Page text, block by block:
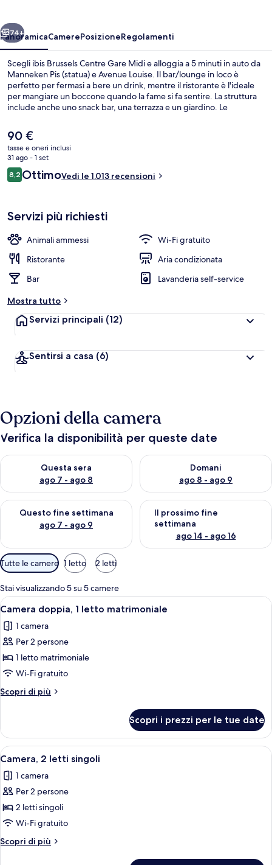
Avanti
74+
PanoramicaCamerePosizioneRegolamenti
Scegli ibis Brussels Centre Gare Midi e alloggia a 5 minuti in auto da
Manneken Pis (statua) e Avenue Louise. Il bar/lounge in loco è
perfetto per fermasi a bere un drink, mentre il ristorante è l'ideale
per mangiare un boccone quando la fame si fa sentire. La struttura
include anche uno snack bar, una terrazza e un giardino. Le
invidiabile. La struttura è a pochi passi da Fermata del tram di Gare
du Midi, mentre Fermata del tram di Suède si trova a 3 min a piedi.
Il
prezzo
attuale
è
90 €
90 €
tasse e oneri inclusi
31 ago - 1 set
Recensioni
8,28,2 su 10
OttimoVedi le 1.013 recensioni
Servizi più richiesti
Animali ammessi
Wi-Fi gratuito
Ristorante
Aria condizionata
Bar
Lavanderia self-service
Mostra tutto
Servizi principali (12)
Sentirsi a casa (6)
Opzioni della camera
Verifica la disponibilità per queste date
Questa sera
ago 7 - ago 8
Verifica la disponibilità per questa sera, ago 7 - ago 8
Domani
ago 8 - ago 9
Verifica la disponibilità per
Questo fine settimana
ago 7 - ago 9
Verifica la disponibilità per questo fine settimana, ago 7 - ago
Il prossimo fine
settimana
ago 14 - ago 16
Verifica la disponibilità per il
Filtri
disponibili
per
le
camere
Tutte le camere 1 letto 2 letti
Stai visualizzando 5 su 5 camere
Apri
tutte
le
foto
per
Camera
doppia,
1
matrimoniale
Una camera d'albergo con un letto,
9
Camera doppia, 1 letto matrimoniale
1 camera
Per 2 persone
1 letto matrimoniale
Wi-Fi gratuito
Scopri di più
Altri
doppia,
letto
Scopri i prezzi per le tue date
Apri
tutte
le
foto
per
Camera,
2
letti
Una camera d'albergo con due letti,
7
Camera, 2 letti singoli
1 camera
Per 2 persone
2 letti singoli
Wi-Fi gratuito
Scopri di più
Altri